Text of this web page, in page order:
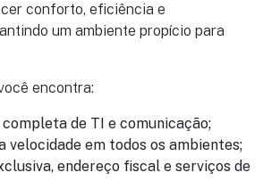
conforto, eficiência e
um ambiente propício para
encontra:
de TI e comunicação;
velocidade em todos os ambientes;
endereço fiscal e serviços de